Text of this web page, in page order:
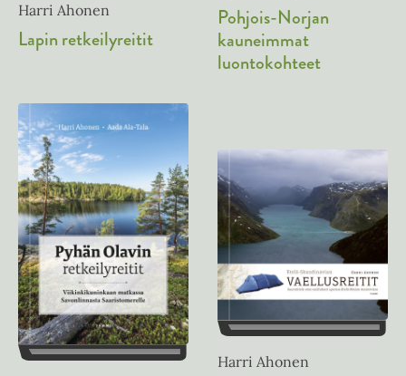
Harri Ahonen
Lapin retkeilyreitit
Pohjois-Norjan
kauneimmat
luontokohteet
Harri Ahonen